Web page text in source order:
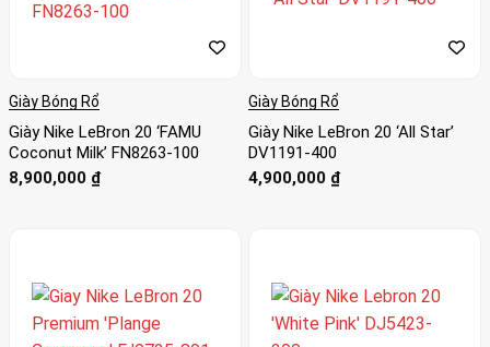
Giày Bóng Rổ
Giày Nike LeBron 20 ‘FAMU
Coconut Milk’ FN8263-100
8,900,000 ₫
Giày Bóng Rổ
Giày Nike LeBron 20 ‘All Star’
DV1191-400
4,900,000 ₫